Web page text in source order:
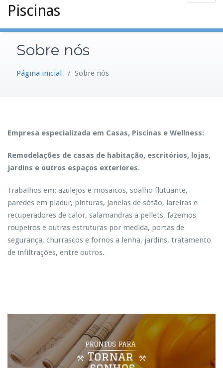
contentPiscinas
Sobre nós
Página inicial / Sobre nós
Empresa especializada em Casas, Piscinas e Wellness:
Remodelações de casas de habitação, escritórios, lojas,
jardins e outros espaços exteriores.
Trabalhos em: azulejos e mosaicos, soalho flutuante,
paredes em pladur, pinturas, janelas de sótão, lareiras e
recuperadores de calor, salamandras a pellets, fazemos
roupeiros e outras estruturas por medida, portas de
segurança, churrascos e fornos a lenha, jardins, tratamento
de infiltrações, entre outros.